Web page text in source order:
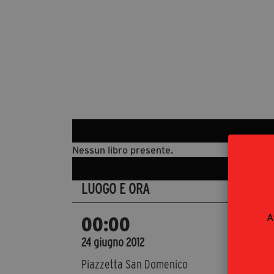
Nessun libro presente.
LUOGO E ORA
00:00
24 giugno 2012
Piazzetta San Domenico